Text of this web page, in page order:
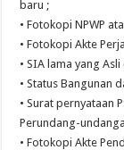
baru ;
• Fotokopi NPWP
• Fotokopi Akte
• SIA lama yang
• Status Bangunan
• Surat pernyataan
Perundang-
• Fotokopi Akte